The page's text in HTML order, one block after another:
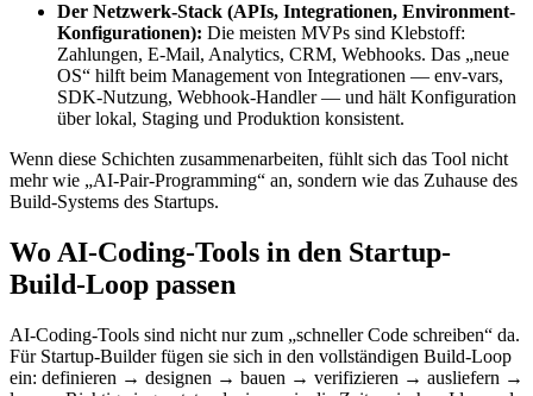
Der Netzwerk-Stack (APIs, Integrationen, Environment-
Konfigurationen): Die meisten MVPs sind Klebstoff:
Zahlungen, E-Mail, Analytics, CRM, Webhooks. Das „neue
OS“ hilft beim Management von Integrationen — env-vars,
SDK-Nutzung, Webhook-Handler — und hält Konfiguration
über lokal, Staging und Produktion konsistent.
Wenn diese Schichten zusammenarbeiten, fühlt sich das Tool nicht
mehr wie „AI-Pair-Programming“ an, sondern wie das Zuhause des
Build-Systems des Startups.
Wo AI-Coding-Tools in den Startup-
Build-Loop passen
AI-Coding-Tools sind nicht nur zum „schneller Code schreiben“ da.
Für Startup-Builder fügen sie sich in den vollständigen Build-Loop
ein: definieren → designen → bauen → verifizieren → ausliefern →